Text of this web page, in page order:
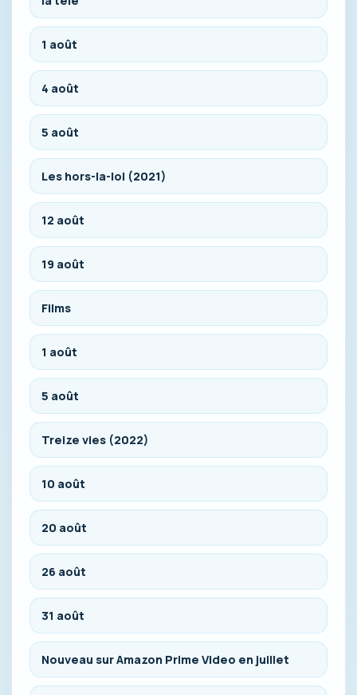
1 août
4 août
5 août
Les hors-la-loi (2021)
12 août
19 août
Films
1 août
5 août
Treize vies (2022)
10 août
20 août
26 août
31 août
Nouveau sur Amazon Prime Video en juillet